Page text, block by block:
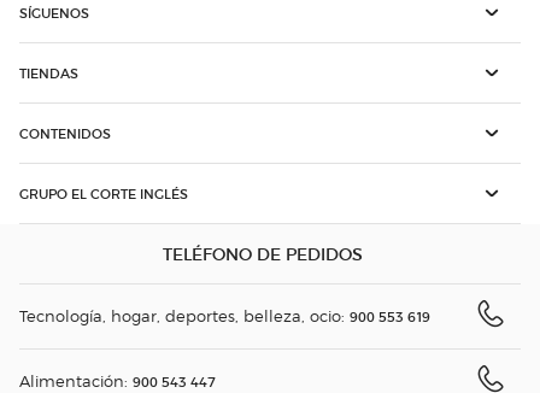
SÍGUENOS
TIENDAS
CONTENIDOS
GRUPO EL CORTE INGLÉS
TELÉFONO DE PEDIDOS
Tecnología, hogar, deportes, belleza, ocio: 900 553 619
Alimentación: 900 543 447